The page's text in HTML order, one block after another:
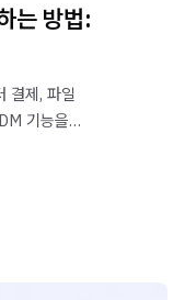
는 방법:
결제, 파일
기능을